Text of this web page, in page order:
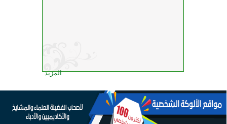
المزيد